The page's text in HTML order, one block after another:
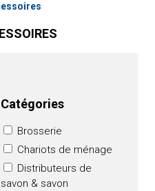
Catégories
Brosserie
Chariots de ménage
Distributeurs de
savon & savon